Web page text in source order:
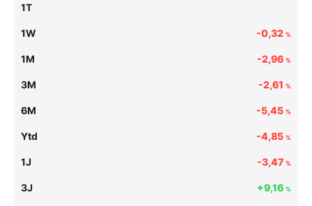
1T
1W -0,32 %
1M -2,96 %
3M -2,61 %
6M -5,45 %
Ytd -4,85 %
1J -3,47 %
3J +9,16 %